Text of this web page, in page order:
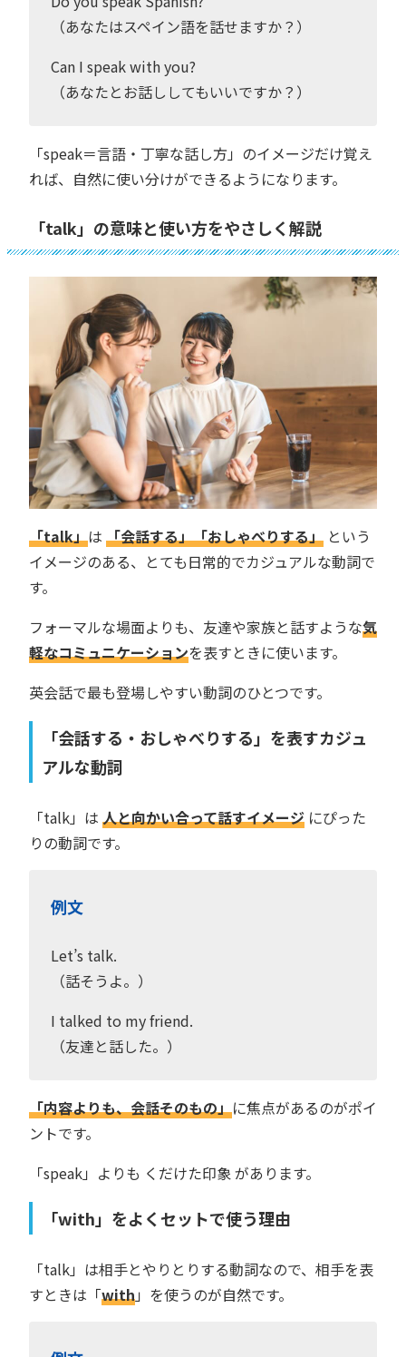
（あなたはスペイン語を話せますか？）
Can I speak with you?
（あなたとお話ししてもいいですか？）
「speak＝言語・丁寧な話し方」のイメージだけ覚え
れば、自然に使い分けができるようになります。
「talk」の意味と使い方をやさしく解説
「talk」は 「会話する」「おしゃべりする」 という
イメージのある、とても日常的でカジュアルな動詞で
す。
フォーマルな場面よりも、友達や家族と話すような気
軽なコミュニケーションを表すときに使います。
英会話で最も登場しやすい動詞のひとつです。
「会話する・おしゃべりする」を表すカジュ
アルな動詞
「talk」は 人と向かい合って話すイメージ にぴった
りの動詞です。
例文
Let’s talk.
（話そうよ。）
I talked to my friend.
（友達と話した。）
「内容よりも、会話そのもの」に焦点があるのがポイ
ントです。
「speak」よりも くだけた印象 があります。
「with」をよくセットで使う理由
「talk」は相手とやりとりする動詞なので、相手を表
すときは「with」を使うのが自然です。